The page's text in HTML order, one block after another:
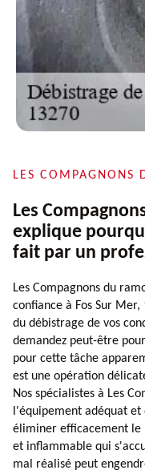
LES COMPAGNONS
Les
explique
fait par un
Les Compagnons du
confiance à Fos Sur
du débistrage de vos
demandez peut-être
pour cette tâche
est une opération
Nos spécialistes à Les
l'équipement adéquat
éliminer efficacement le
et inflammable qui
mal réalisé peut